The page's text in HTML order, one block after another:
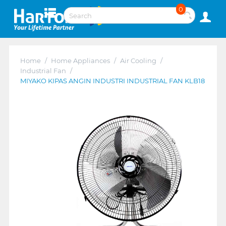
0
Home / Home Appliances / Air Cooling /
Industrial Fan /
MIYAKO KIPAS ANGIN INDUSTRI INDUSTRIAL FAN KLB18